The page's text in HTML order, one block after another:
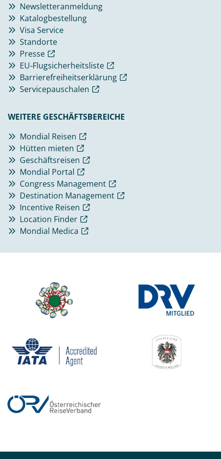
Newsletteranmeldung
Katalogbestellung
Visa Service
Standorte
Presse
EU-Flugsicherheitsliste
Barrierefreiheitserklärung
Servicepauschalen
WEITERE GESCHÄFTSBEREICHE
Mondial Reisen
Hütten mieten
Geschäftsreisen
Mondial Portal
Congress Management
Destination Management
Incentive Reisen
Location Finder
Mondial Medica